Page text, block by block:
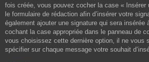
fois créée, vous pouvez cocher la case « Insérer
le formulaire de rédaction afin d’insérer votre
également ajouter une signature qui sera
cochant la case appropriée dans le panneau de
vous choisissez cette dernière option, il ne vous
spécifier sur chaque message votre souhait